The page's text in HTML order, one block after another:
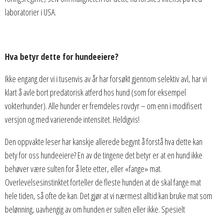
laboratorier i USA.
Hva betyr dette for hundeeiere?
Ikke engang der vi i tusenvis av år har forsøkt gjennom selektiv avl, har vi
klart å avle bort predatorisk atferd hos hund (som for eksempel
vokterhunder). Alle hunder er fremdeles rovdyr – om enn i modifisert
versjon og med varierende intensitet. Heldigvis!
Den oppvakte leser har kanskje allerede begynt å forstå hva dette kan
bety for oss hundeeiere? En av de tingene det betyr er at en hund ikke
behøver være sulten for å lete etter, eller «fange» mat.
Overlevelsesinstinktet forteller de fleste hunden at de skal fange mat
hele tiden, så ofte de kan. Det gjør at vi nærmest alltid kan bruke mat som
belønning, uavhengig av om hunden er sulten eller ikke. Spesielt